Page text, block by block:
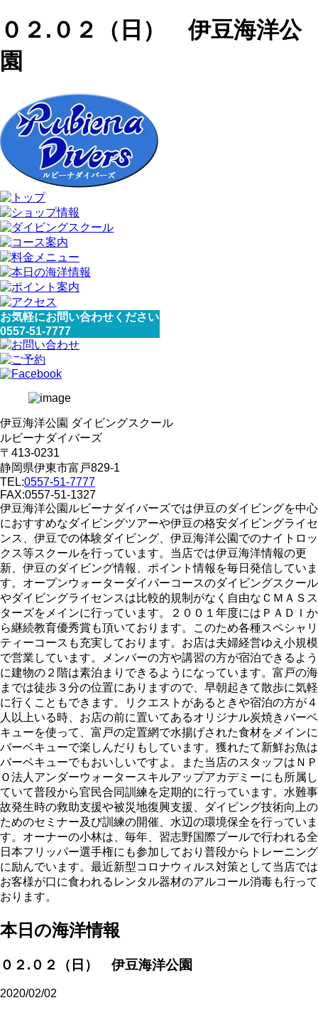
０２.０２（日） 伊豆海洋公
園
お気軽にお問い合わせください
0557-51-7777
伊豆海洋公園 ダイビングスクール
ルビーナダイバーズ
〒413-0231
静岡県伊東市富戸829-1
TEL:0557-51-7777
FAX:0557-51-1327
伊豆海洋公園ルビーナダイバーズでは伊豆のダイビングを中心
におすすめなダイビングツアーや伊豆の格安ダイビングライセ
ンス、伊豆での体験ダイビング、伊豆海洋公園でのナイトロッ
クス等スクールを行っています。当店では伊豆海洋情報の更
新、伊豆のダイビング情報、ポイント情報を毎日発信していま
す。オープンウォーターダイバーコースのダイビングスクール
やダイビングライセンスは比較的規制がなく自由なＣＭＡＳス
ターズをメインに行っています。２００１年度にはＰＡＤＩか
ら継続教育優秀賞も頂いております。このため各種スペシャリ
ティーコースも充実しております。お店は夫婦経営ゆえ小規模
で営業しています。メンバーの方や講習の方が宿泊できるよう
に建物の２階は素泊まりできるようになっています。富戸の海
までは徒歩３分の位置にありますので、早朝起きて散歩に気軽
に行くこともできます。リクエストがあるときや宿泊の方が４
人以上いる時、お店の前に置いてあるオリジナル炭焼きバーベ
キューを使って、富戸の定置網で水揚げされた食材をメインに
バーベキューで楽しんだりもしています。獲れたて新鮮お魚は
バーベキューでもおいしいですよ。また当店のスタッフはＮＰ
Ｏ法人アンダーウォータースキルアップアカデミーにも所属し
ていて普段から官民合同訓練を定期的に行っています。水難事
故発生時の救助支援や被災地復興支援、ダイビング技術向上の
ためのセミナー及び訓練の開催、水辺の環境保全を行っていま
す。オーナーの小林は、毎年、習志野国際プールで行われる全
日本フリッパー選手権にも参加しており普段からトレーニング
に励んでいます。最近新型コロナウィルス対策として当店では
お客様が口に食われるレンタル器材のアルコール消毒も行って
おります。
本日の海洋情報
０２.０２（日） 伊豆海洋公園
2020/02/02